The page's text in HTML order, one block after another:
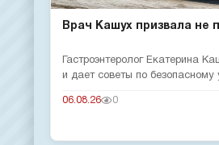
Врач Кашух призвала не
Гастроэнтеролог Екатерина
и дает советы по безопасному
06.08.26 0